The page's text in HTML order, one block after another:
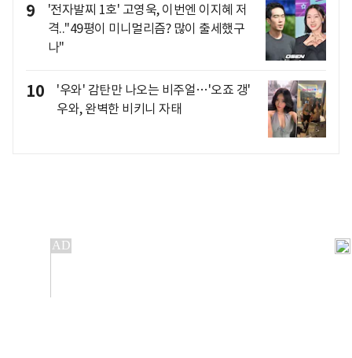
9
'전자발찌 1호' 고영욱, 이번엔 이지혜 저
격.."49평이 미니멀리즘? 많이 출세했구
나"
10
'우와' 감탄만 나오는 비주얼…'오죠 갱'
우와, 완벽한 비키니 자태